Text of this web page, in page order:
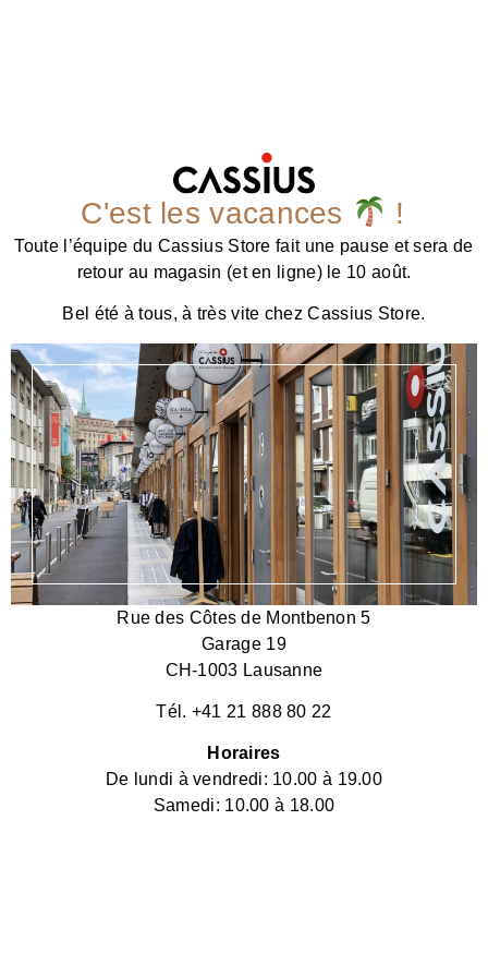
C'est les vacances !
Toute l’équipe du Cassius Store fait une pause et sera de
retour au magasin (et en ligne) le 10 août.
Bel été à tous, à très vite chez Cassius Store.
Rue des Côtes de Montbenon 5
Garage 19
CH-1003 Lausanne
Tél. +41 21 888 80 22
Horaires
De lundi à vendredi: 10.00 à 19.00
Samedi: 10.00 à 18.00